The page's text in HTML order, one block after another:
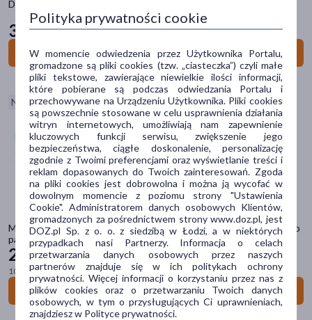
Donegal, puszek do pudru z tasiemką, różowy, 1 szt.
3
99 zł
Do koszyka
Nowość
Maga Cosmetics, Teen Drops Tik Tok Star V.03, zestaw lakierów do
paznokci, 6 x 6 ml
24 59 zł
100 ml = 68,31 zł
Do koszyka
pokaż więcej
Problem
suchość(5571)
podrażnienie(2669)
zmarszczki(1753)
wiotkość skóry(1486)
zaczerwienienie(1034)
pokaż więcej
Główne składniki
gliceryna
(3804)
kwas hialuronowy (2173)
masło Shea(1712)
niacynamid(1313)
Polityka prywatności cookie
W momencie odwiedzenia przez Użytkownika Portalu,
gromadzone są pliki cookies (tzw. „ciasteczka”) czyli małe
pliki tekstowe, zawierające niewielkie ilości informacji,
które pobierane są podczas odwiedzania Portalu i
przechowywane na Urządzeniu Użytkownika. Pliki cookies
są powszechnie stosowane w celu usprawnienia działania
witryn internetowych, umożliwiają nam zapewnienie
kluczowych funkcji serwisu, zwiększenie jego
bezpieczeństwa, ciągłe doskonalenie, personalizację
zgodnie z Twoimi preferencjami oraz wyświetlanie treści i
reklam dopasowanych do Twoich zainteresowań. Zgoda
na pliki cookies jest dobrowolna i można ją wycofać w
dowolnym momencie z poziomu strony "Ustawienia
Cookie". Administratorem danych osobowych Klientów,
gromadzonych za pośrednictwem strony www.doz.pl, jest
DOZ.pl Sp. z o. o. z siedzibą w Łodzi, a w niektórych
przypadkach nasi Partnerzy. Informacja o celach
przetwarzania danych osobowych przez naszych
partnerów znajduje się w ich politykach ochrony
prywatności. Więcej informacji o korzystaniu przez nas z
plików cookies oraz o przetwarzaniu Twoich danych
osobowych, w tym o przysługujących Ci uprawnieniach,
znajdziesz w Polityce prywatności.